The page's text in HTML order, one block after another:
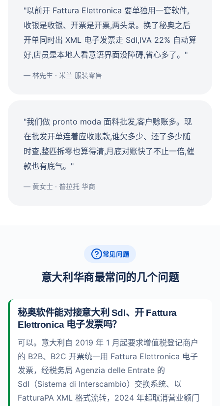
"以前开 Fattura Elettronica 要单独用一套软件,
收银是收银、开票是开票,两头录。换了秘奥之后
开单同时出 XML 电子发票走 SdI,IVA 22% 自动算
好,店员是本地人看意语界面没障碍,省心多了。"
— 林先生 · 米兰 服装零售
"我们做 pronto moda 面料批发,客户赊账多。现
在批发开单连着应收账款,谁欠多少、还了多少随
时查,整匹拆零也算得清,月底对账快了不止一倍,催
款也有底气。"
— 黄女士 · 普拉托 华商
常见问题
意大利华商最常问的几个问题
秘奥软件能对接意大利 SdI、开 Fattura
Elettronica 电子发票吗？
可以。意大利自 2019 年 1 月起要求增值税登记商户
的 B2B、B2C 开票统一用 Fattura Elettronica 电子
发票，经税务局 Agenzia delle Entrate 的
SdI（Sistema di Interscambio）交换系统、以
FatturaPA XML 格式流转，2024 年起取消营业额门